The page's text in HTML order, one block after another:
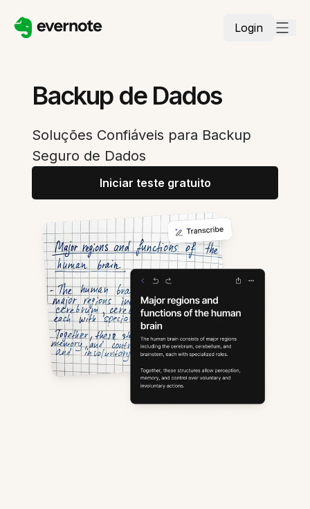
Login
Backup de Dados
Soluções Confiáveis para Backup
Seguro de Dados
Iniciar teste gratuito